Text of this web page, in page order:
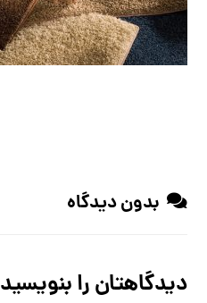
بدون دیدگاه
دیدگاهتان را بنویسید